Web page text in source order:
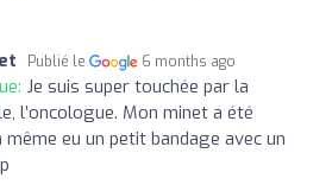
Publié le 6 months ago
Je suis super touchée par la
l’oncologue. Mon minet a été
eu un petit bandage avec un